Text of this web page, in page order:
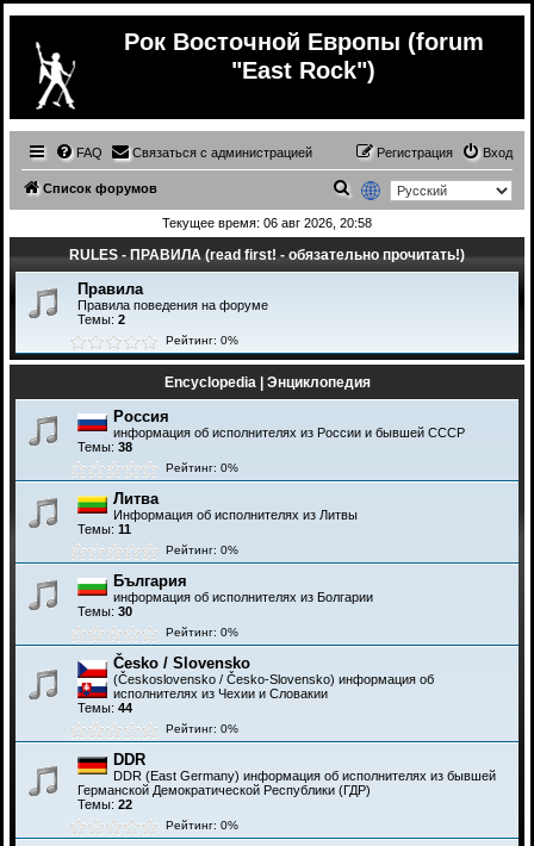
Рок Восточной Европы (forum
"East Rock")
FAQ Связаться с администрацией Вход
Регистрация
Список форумов
о
с
Текущее время: 06 авг 2026, 20:58
RULES - ПРАВИЛА (read first! - обязательно прочитать!)
Правила
Правила поведения на форуме
Темы: 2
Рейтинг: 0%
Encyclopedia | Энциклопедия
Россия
информация об исполнителях из России и бывшей СССР
Темы: 38
Рейтинг: 0%
Литва
Информация об исполнителях из Литвы
Темы: 11
Рейтинг: 0%
България
информация об исполнителях из Болгарии
Темы: 30
Рейтинг: 0%
Česko / Slovensko
(Československo / Česko-Slovensko) информация об
исполнителях из Чехии и Словакии
Темы: 44
Рейтинг: 0%
DDR
DDR (East Germany) информация об исполнителях из бывшей
Германской Демократической Республики (ГДР)
Темы: 22
Рейтинг: 0%